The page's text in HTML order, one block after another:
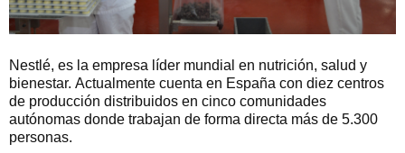
Nestlé, es la empresa líder mundial en nutrición, salud y
bienestar. Actualmente cuenta en España con diez centros
de producción distribuidos en cinco comunidades
autónomas donde trabajan de forma directa más de 5.300
personas.